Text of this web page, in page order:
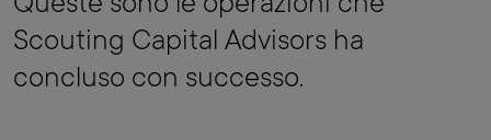
Scouting Capital Advisors ha
concluso con successo.